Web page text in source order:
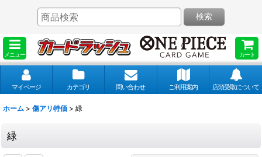
メニュー カート
検索
マイページ カテゴリ 問い合わせ ご利用案内 店頭受取について
ホーム > 傷アリ特価 > 緑
緑